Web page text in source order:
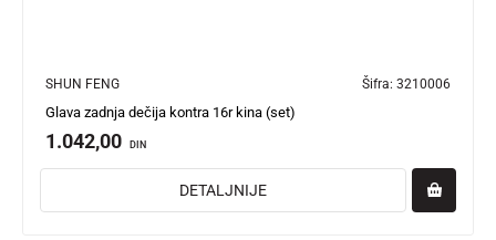
SHUN FENG Šifra: 3210006
Glava zadnja dečija kontra 16r kina (set)
1.042,00 DIN
DETALJNIJE